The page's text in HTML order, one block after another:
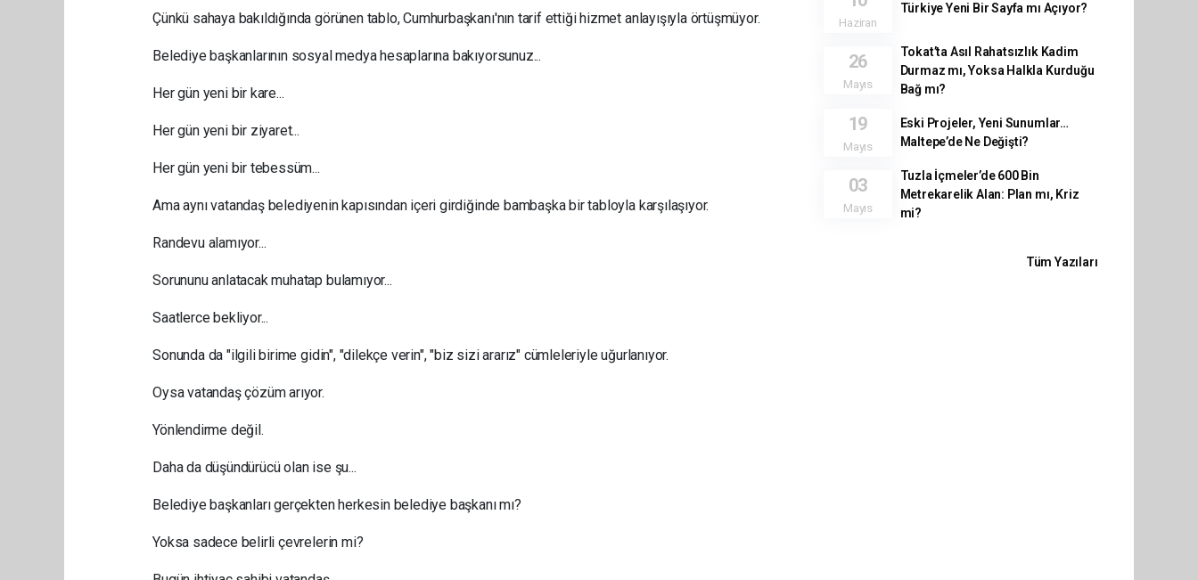
Çünkü sahaya bakıldığında görünen tablo, Cumhurbaşkanı'nın tarif ettiği hizmet anlayışıyla örtüşmüyor.
Belediye başkanlarının sosyal medya hesaplarına bakıyorsunuz...
Her gün yeni bir kare...
Her gün yeni bir ziyaret...
Her gün yeni bir tebessüm...
Ama aynı vatandaş belediyenin kapısından içeri girdiğinde bambaşka bir tabloyla karşılaşıyor.
Randevu alamıyor...
Sorununu anlatacak muhatap bulamıyor...
Saatlerce bekliyor...
Sonunda da "ilgili birime gidin", "dilekçe verin", "biz sizi ararız" cümleleriyle uğurlanıyor.
Oysa vatandaş çözüm arıyor.
Yönlendirme değil.
Daha da düşündürücü olan ise şu...
Belediye başkanları gerçekten herkesin belediye başkanı mı?
Yoksa sadece belirli çevrelerin mi?
Haziran
Türkiye Yeni Bir Sayfa mı Açıyor?
26
Mayıs
Tokat’ta Asıl Rahatsızlık Kadim
Durmaz mı, Yoksa Halkla Kurduğu
Bağ mı?
19
Mayıs
Eski Projeler, Yeni Sunumlar…
Maltepe’de Ne Değişti?
03
Mayıs
Tuzla İçmeler’de 600 Bin
Metrekarelik Alan: Plan mı, Kriz
mi?
Tüm Yazıları